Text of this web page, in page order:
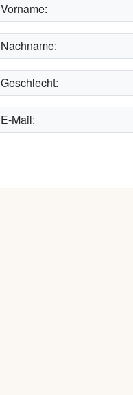
Vorname:
Nachname:
Geschlecht:
E-Mail: